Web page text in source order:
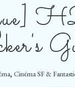
, Cinéma SF &